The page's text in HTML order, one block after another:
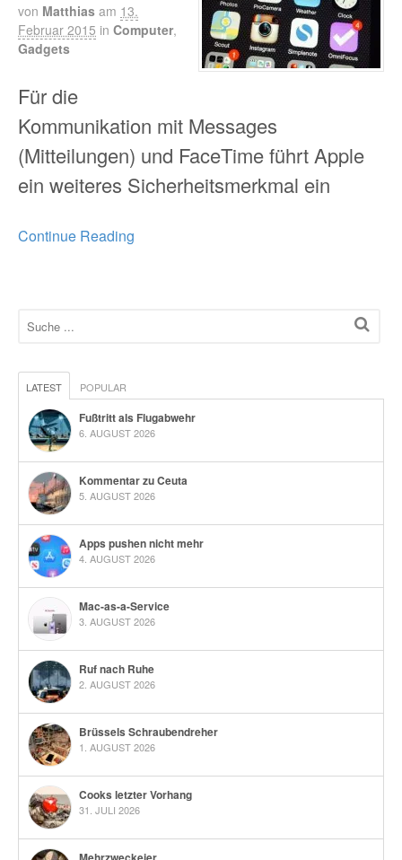
von Matthias am 13.
Februar 2015 in Computer,
Gadgets
Für die
Kommunikation mit Messages
(Mitteilungen) und FaceTime führt Apple
ein weiteres Sicherheitsmerkmal ein
Continue Reading
LATEST POPULAR
Fußtritt als Flugabwehr
6. AUGUST 2026
Kommentar zu Ceuta
5. AUGUST 2026
Apps pushen nicht mehr
4. AUGUST 2026
Mac-as-a-Service
3. AUGUST 2026
Ruf nach Ruhe
2. AUGUST 2026
Brüssels Schraubendreher
1. AUGUST 2026
Cooks letzter Vorhang
31. JULI 2026